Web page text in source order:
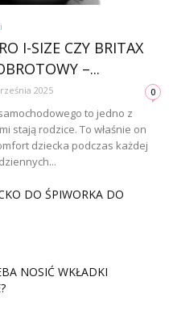
I-SIZE CZY BRITAX
–...
2025 0
to jedno z
stają rodzice. To właśnie on
dziecka podczas każdej
DO ŚPIWORKA DO
NOSIĆ WKŁADKI